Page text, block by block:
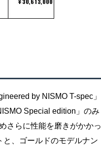
by NISMO T-spec」
Special edition」のみ
さらに性能を磨きがかかっ
、ゴールドのモデルナン